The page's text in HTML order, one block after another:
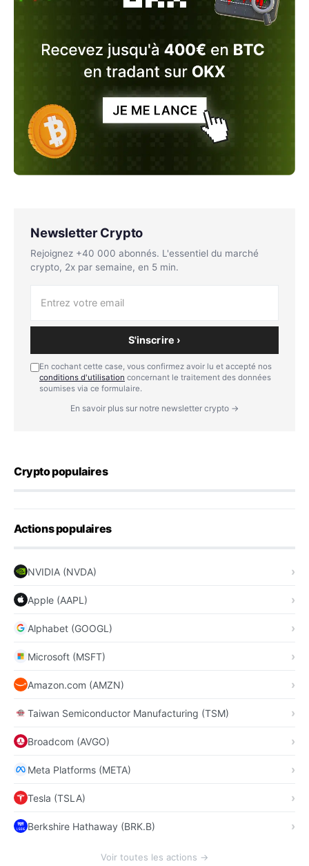
Newsletter Crypto
Rejoignez +40 000 abonnés. L'essentiel du marché
crypto, 2x par semaine, en 5 min.
S'inscrire ›
En cochant cette case, vous confirmez avoir lu et accepté nos
conditions d'utilisation concernant le traitement des données
soumises via ce formulaire.
En savoir plus sur notre newsletter crypto →
Crypto populaires
Actions populaires
NVIDIA (NVDA)
Apple (AAPL)
Alphabet (GOOGL)
Microsoft (MSFT)
Amazon.com (AMZN)
Taiwan Semiconductor Manufacturing (TSM)
Broadcom (AVGO)
Meta Platforms (META)
Tesla (TSLA)
Berkshire Hathaway (BRK.B)
Voir toutes les actions →